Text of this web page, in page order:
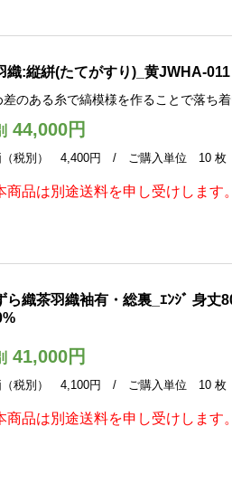
織:縦絣(たてがすり)_黄JWHA-011
差のある糸で縞模様を作ることで落ち着
44,000円
（税別） 4,400円 / ご購入単位 10 枚
品は別途送料を申し受けします。
ら織茶羽織袖有・総裏_ｴﾝｼﾞ 身丈
41,000円
（税別） 4,100円 / ご購入単位 10 枚
品は別途送料を申し受けします。